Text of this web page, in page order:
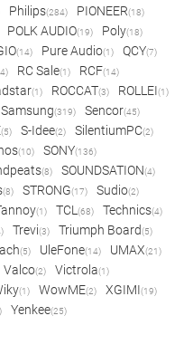
Philips(284) PIONEER(18)
POLK AUDIO(19) Poly(18)
(14) Pure Audio(1) QCY(7)
RC Sale(1) RCF(14)
(1) ROCCAT(3) ROLLEI(1)
Samsung(319) Sencor(45)
(5) S-Idee(2) SilentiumPC(2)
(10) SONY(136)
(8) SOUNDSATION(4)
(8) STRONG(17) Sudio(2)
(1) TCL (68) Technics(4)
Trevi(3) Triumph Board(5)
(5) UleFone(14) UMAX(21)
Valco(2) Victrola(1)
(1) WowME(2) XGIMI(19)
Yenkee(25)